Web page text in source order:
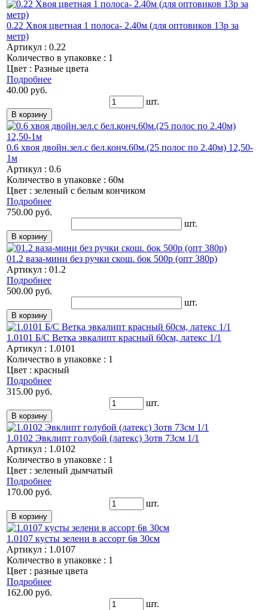
0.22 Хвоя цветная 1 полоса- 2.40м (для оптовиков 13р за
метр)
Артикул : 0.22
Количество в упаковке : 1
Цвет : Разные цвета
Подробнее
40.00 руб.
шт.
0.6 хвоя двойн.зел.с бел.конч.60м.(25 полос по 2.40м) 12,50-
1м
Артикул : 0.6
Количество в упаковке : 60м
Цвет : зеленый с белым кончиком
Подробнее
750.00 руб.
шт.
01.2 ваза-мини без ручки скош. бок 500р (опт 380р)
Артикул : 01.2
Подробнее
500.00 руб.
шт.
1.0101 Б/С Ветка эвкалипт красный 60см, латекс 1/1
Артикул : 1.0101
Количество в упаковке : 1
Цвет : красный
Подробнее
315.00 руб.
шт.
1.0102 Эвклипт голубой (латекс) 3отв 73см 1/1
Артикул : 1.0102
Количество в упаковке : 1
Цвет : зеленый дымчатый
Подробнее
170.00 руб.
шт.
1.0107 кусты зелени в ассорт 6в 30см
Артикул : 1.0107
Количество в упаковке : 1
Цвет : разные цвета
Подробнее
162.00 руб.
шт.